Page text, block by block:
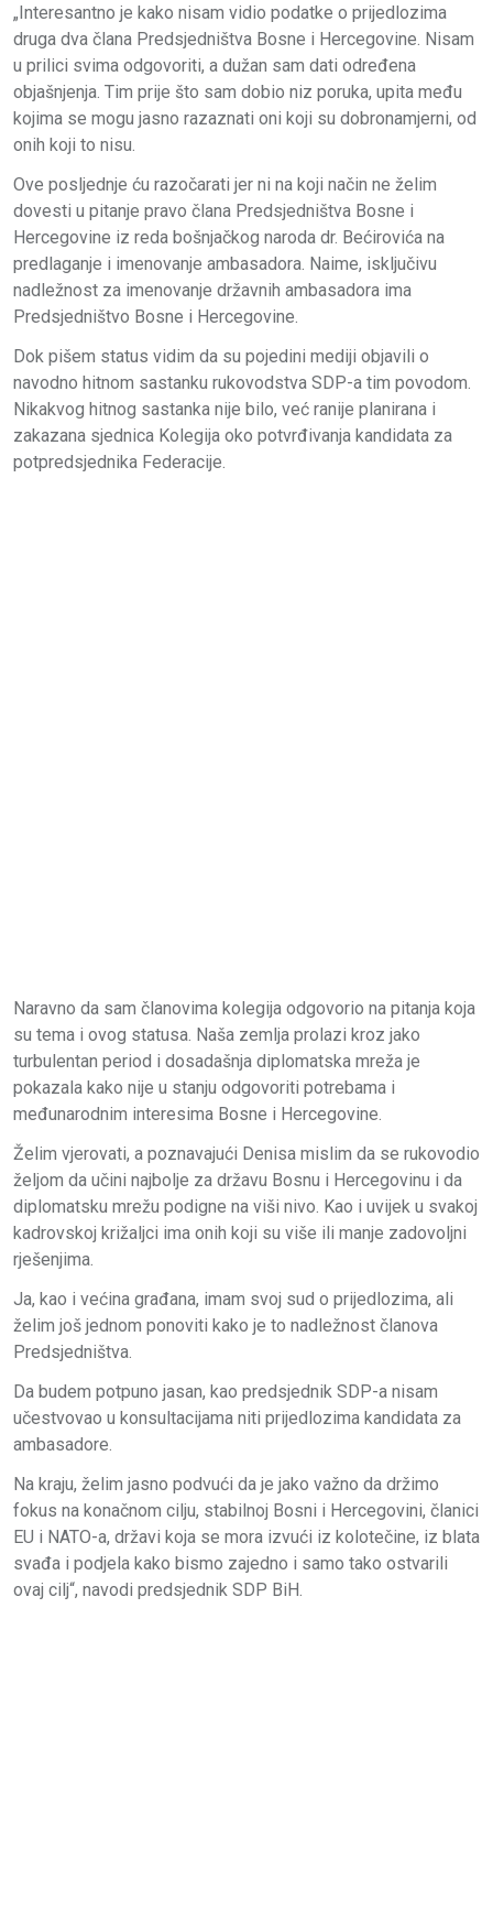
„Interesantno je kako nisam vidio podatke o prijedlozima
druga dva člana Predsjedništva Bosne i Hercegovine. Nisam
u prilici svima odgovoriti, a dužan sam dati određena
objašnjenja. Tim prije što sam dobio niz poruka, upita među
kojima se mogu jasno razaznati oni koji su dobronamjerni, od
onih koji to nisu.
Ove posljednje ću razočarati jer ni na koji način ne želim
dovesti u pitanje pravo člana Predsjedništva Bosne i
Hercegovine iz reda bošnjačkog naroda dr. Bećirovića na
predlaganje i imenovanje ambasadora. Naime, isključivu
nadležnost za imenovanje državnih ambasadora ima
Predsjedništvo Bosne i Hercegovine.
Dok pišem status vidim da su pojedini mediji objavili o
navodno hitnom sastanku rukovodstva SDP-a tim povodom.
Nikakvog hitnog sastanka nije bilo, već ranije planirana i
zakazana sjednica Kolegija oko potvrđivanja kandidata za
potpredsjednika Federacije.
Naravno da sam članovima kolegija odgovorio na pitanja koja
su tema i ovog statusa. Naša zemlja prolazi kroz jako
turbulentan period i dosadašnja diplomatska mreža je
pokazala kako nije u stanju odgovoriti potrebama i
međunarodnim interesima Bosne i Hercegovine.
Želim vjerovati, a poznavajući Denisa mislim da se rukovodio
željom da učini najbolje za državu Bosnu i Hercegovinu i da
diplomatsku mrežu podigne na viši nivo. Kao i uvijek u svakoj
kadrovskoj križaljci ima onih koji su više ili manje zadovoljni
rješenjima.
Ja, kao i većina građana, imam svoj sud o prijedlozima, ali
želim još jednom ponoviti kako je to nadležnost članova
Predsjedništva.
Da budem potpuno jasan, kao predsjednik SDP-a nisam
učestvovao u konsultacijama niti prijedlozima kandidata za
ambasadore.
Na kraju, želim jasno podvući da je jako važno da držimo
fokus na konačnom cilju, stabilnoj Bosni i Hercegovini, članici
EU i NATO-a, državi koja se mora izvući iz kolotečine, iz blata
svađa i podjela kako bismo zajedno i samo tako ostvarili
ovaj cilj“, navodi predsjednik SDP BiH.